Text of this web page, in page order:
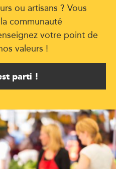
ou artisans ? Vous
communauté
votre point de
valeurs !
parti !